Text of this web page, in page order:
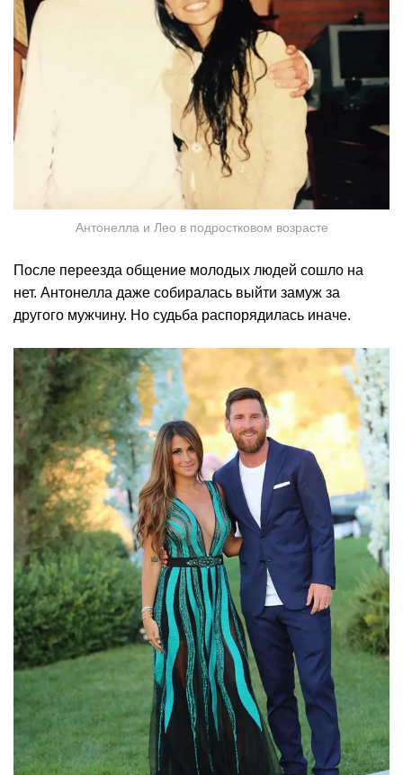
Антонелла и Лео в подростковом возрасте
После переезда общение молодых людей сошло на
нет. Антонелла даже собиралась выйти замуж за
другого мужчину. Но судьба распорядилась иначе.